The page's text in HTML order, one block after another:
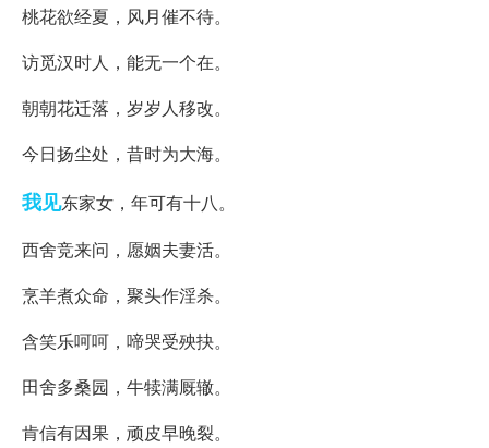
桃花欲经夏，风月催不待。
访觅汉时人，能无一个在。
朝朝花迁落，岁岁人移改。
今日扬尘处，昔时为大海。
我见东家女，年可有十八。
西舍竞来问，愿姻夫妻活。
烹羊煮众命，聚头作淫杀。
含笑乐呵呵，啼哭受殃抉。
田舍多桑园，牛犊满厩辙。
肯信有因果，顽皮早晚裂。